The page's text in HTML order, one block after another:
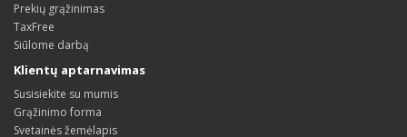
Prekių grąžinimas
TaxFree
Siūlome darbą
Klientų aptarnavimas
Susisiekite su mumis
Grąžinimo forma
Svetainės žemėlapis